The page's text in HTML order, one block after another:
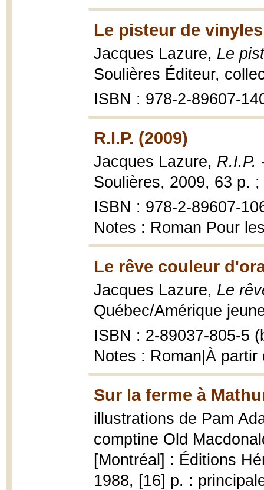
Le pisteur de vinyles
Jacques Lazure, Le
Soulières Éditeur,
ISBN : 978-2-89607-
R.I.P. (2009)
Jacques Lazure, R.I.P.
Soulières, 2009, 63 p.
ISBN : 978-2-89607-
Notes : Roman Pour
Le rêve couleur
Jacques Lazure, Le
Québec/Amérique
ISBN : 2-89037-805-5
Notes : Roman|À partir
Sur la ferme à
illustrations de Pam
comptine Old
[Montréal] : Éditions
1988, [16] p. :